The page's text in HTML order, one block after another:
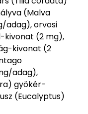
(Malva
adag), orvosi
kivonat (2 mg),
kivonat (2
adag),
gyökér-
(Eucalyptus)